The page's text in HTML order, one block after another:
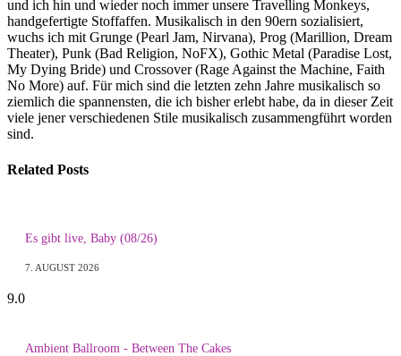
und ich hin und wieder noch immer unsere Travelling Monkeys,
handgefertigte Stoffaffen. Musikalisch in den 90ern sozialisiert,
wuchs ich mit Grunge (Pearl Jam, Nirvana), Prog (Marillion, Dream
Theater), Punk (Bad Religion, NoFX), Gothic Metal (Paradise Lost,
My Dying Bride) und Crossover (Rage Against the Machine, Faith
No More) auf. Für mich sind die letzten zehn Jahre musikalisch so
ziemlich die spannensten, die ich bisher erlebt habe, da in dieser Zeit
viele jener verschiedenen Stile musikalisch zusammengführt worden
sind.
Related Posts
Es gibt live, Baby (08/26)
7. AUGUST 2026
9.0
Ambient Ballroom - Between The Cakes